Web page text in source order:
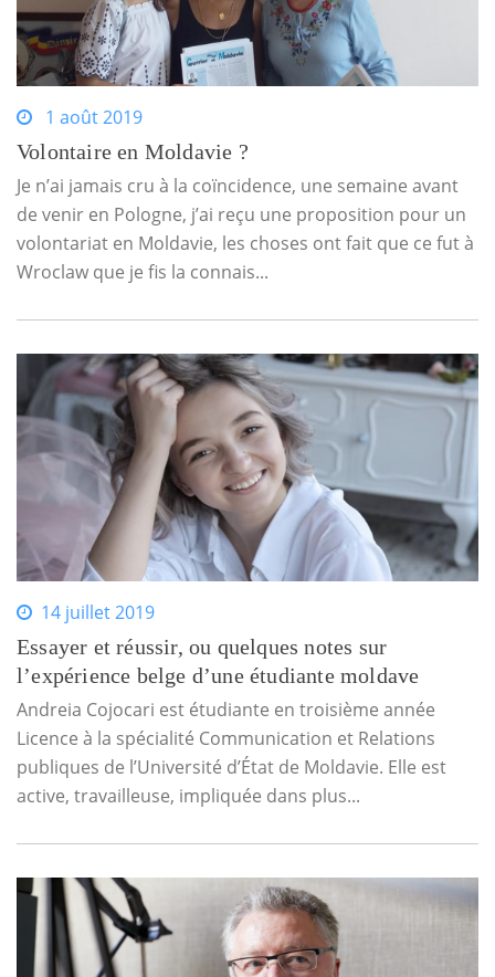
1 août 2019
Volontaire en Moldavie ?
Je n’ai jamais cru à la coïncidence, une semaine avant
de venir en Pologne, j’ai reçu une proposition pour un
volontariat en Moldavie, les choses ont fait que ce fut à
Wroclaw que je fis la connais...
14 juillet 2019
Essayer et réussir, ou quelques notes sur
l’expérience belge d’une étudiante moldave
Andreia Cojocari est étudiante en troisième année
Licence à la spécialité Communication et Relations
publiques de l’Université d’État de Moldavie. Elle est
active, travailleuse, impliquée dans plus...